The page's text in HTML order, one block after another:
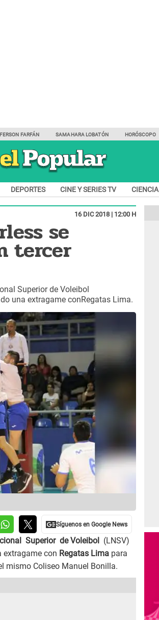
FARFÁN SAMAHARA LOBATÓN HORÓSCOPO
DEPORTES CINE Y SERIES TV CIENCIA
16 DIC 2018 | 12:00 H
se
tercer
Superior de Voleibol
una extragame conRegatas Lima.
Superior de Voleibol
(LNSV)
extragame con Regatas Lima para
mismo Coliseo Manuel Bonilla.